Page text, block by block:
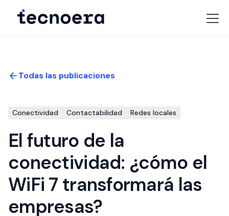
Todas las publicaciones
Conectividad Contactabilidad Redes locales
El futuro de la
conectividad: ¿cómo el
WiFi 7 transformará las
empresas?